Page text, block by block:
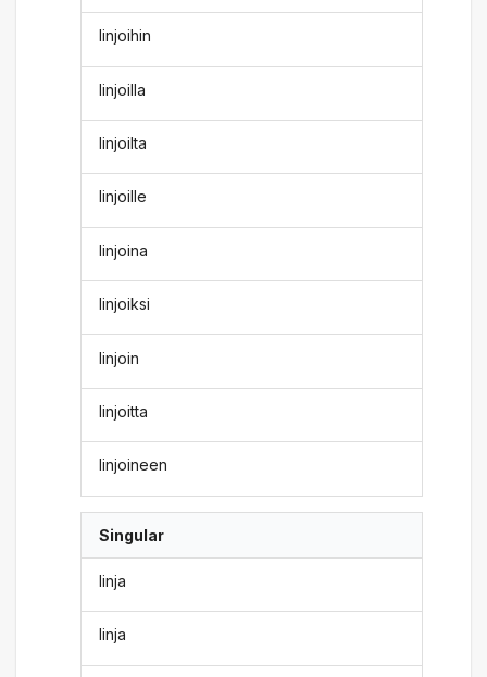
linjoihin
linjoilla
linjoilta
linjoille
linjoina
linjoiksi
linjoin
linjoitta
linjoineen
Singular
linja
linja